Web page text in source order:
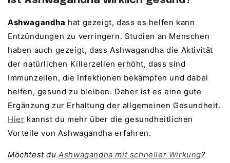
Ashwagandha hat gezeigt, dass es helfen kann
Entzündungen zu verringern. Studien an Menschen
haben auch gezeigt, dass Ashwagandha die Aktivität
der natürlichen Killerzellen erhöht, dass sind
Immunzellen, die Infektionen bekämpfen und dabei
helfen, gesund zu bleiben. Daher ist es eine gute
Ergänzung zur Erhaltung der allgemeinen Gesundheit.
Hier kannst du mehr über die gesundheitlichen
Vorteile von Ashwagandha erfahren.
Möchtest duAshwagandha mit schneller Wirkung?